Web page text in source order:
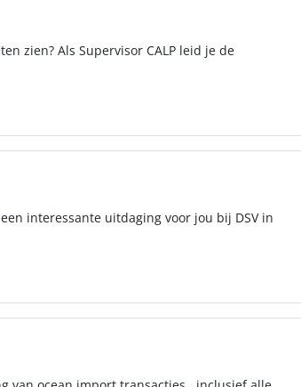
zien? Als Supervisor CALP leid je de
interessante uitdaging voor jou bij DSV in